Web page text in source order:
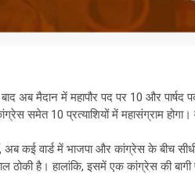
अब मैदान में महापौर पद पर 10 और पार्षद
समेत 10 प्रत्याशियों में महासंग्राम होगा।
कई वार्ड में भाजपा और कांग्रेस के बीच
ठोकी है। हालांकि, इसमें एक कांग्रेस की बागी